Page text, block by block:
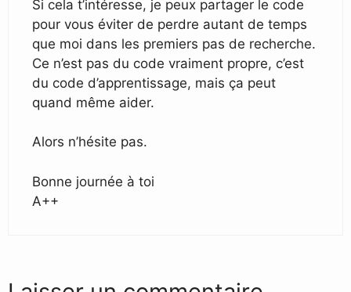
Si cela t’intéresse, je peux partager le code
pour vous éviter de perdre autant de temps
que moi dans les premiers pas de recherche.
Ce n’est pas du code vraiment propre, c’est
du code d’apprentissage, mais ça peut
quand même aider.
Alors n’hésite pas.
Bonne journée à toi
A++